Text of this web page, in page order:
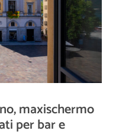
maxischermo
per bar e